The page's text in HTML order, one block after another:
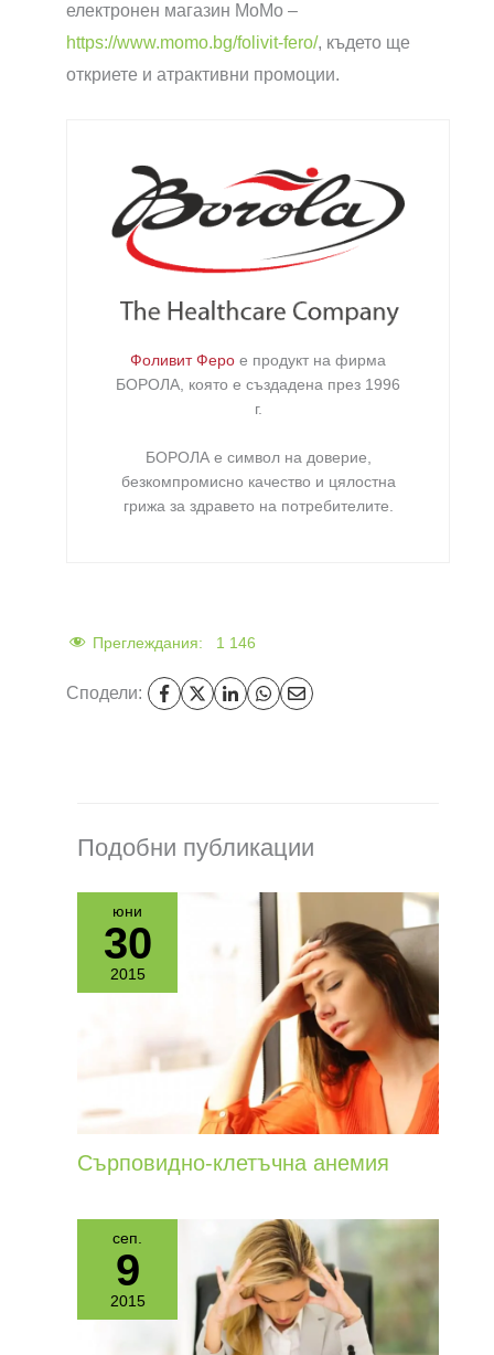
електронен магазин МоМо –
https://www.momo.bg/folivit-fero/, където ще
откриете и атрактивни промоции.
Фоливит Феро е продукт на фирма
БОРОЛА , която е създадена през 1996
г.
БОРОЛА е символ на доверие,
безкомпромисно качество и цялостна
грижа за здравето на потребителите
Преглеждания: 1 146
Сподели:
Подобни публикации
юни
30
2015
Сърповидно-клетъчна анемия
сеп.
9
2015